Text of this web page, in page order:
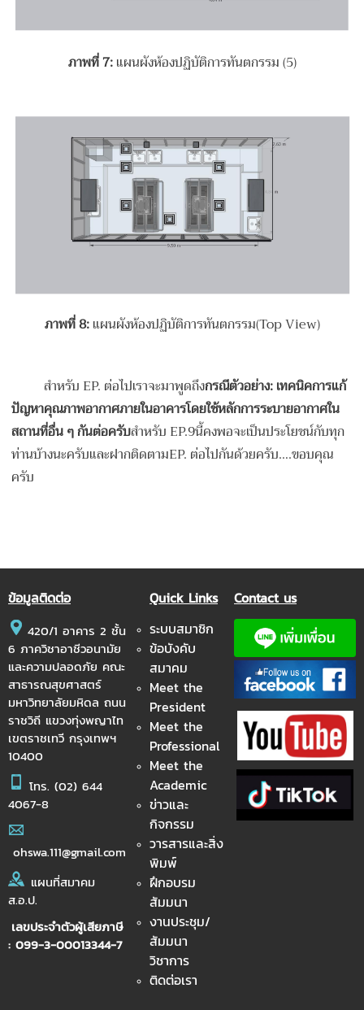
ภาพที่7:แผนผังห้องปฏิบัติการทันตกรรม (5)
ภาพที่8:แผนผังห้องปฏิบัติการทันตกรรม(Top View)
สำหรับ EP. ต่อไปเราจะมาพูดถึงกรณีตัวอย่าง: เทคนิคการแก้
ปัญหาคุณภาพอากาศภายในอาคารโดยใช้หลักการระบายอากาศใน
สถานที่อื่น ๆกันต่อครับสำหรับ EP.9นี้คงพอจะเป็นประโยชน์กับทุก
ท่านบ้างนะครับและฝากติดตามEP. ต่อไปกันด้วยครับ….ขอบคุณ
ครับ
ข้อมูลติดต่อ
420/1 อาคาร 2 ชั้น
6 ภาควิชาอาชีวอนามัย
และความปลอดภัย คณะ
สาธารณสุขศาสตร์
มหาวิทยาลัยมหิดล ถนน
ราชวิถี แขวงทุ่งพญาไท
เขตราชเทวี กรุงเทพฯ
10400
โทร. (02) 644
4067-8
ohswa.111@gmail.com
แผนที่สมาคม
ส.อ.ป.
เลขประจำตัวผู้เสียภาษี
: 099-3-00013344-7
Quick Links
ระบบสมาชิก
ข้อบังคับ
สมาคม
Meet the
President
Meet the
Professional
Meet the
Academic
ข่าวและ
กิจกรรม
วารสารและสิ่ง
พิมพ์
ฝึกอบรม
สัมมนา
งานประชุม/
สัมมนา
วิชาการ
ติดต่อเรา
Contact us